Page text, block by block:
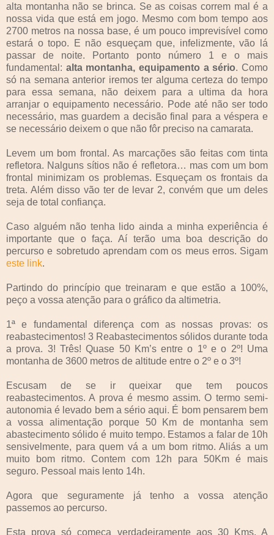
alta montanha não se brinca. Se as coisas correm mal é a
nossa vida que está em jogo. Mesmo com bom tempo aos
2700 metros na nossa base, é um pouco imprevisível como
estará o topo. E não esqueçam que, infelizmente, vão lá
passar de noite. Portanto ponto número 1 e o mais
fundamental: alta montanha, equipamento a sério. Como
só na semana anterior iremos ter alguma certeza do tempo
para essa semana, não deixem para a ultima da hora
arranjar o equipamento necessário. Pode até não ser todo
necessário, mas guardem a decisão final para a véspera e
se necessário deixem o que não fôr preciso na camarata.
Levem um bom frontal. As marcações são feitas com tinta
refletora. Nalguns sítios não é refletora… mas com um bom
frontal minimizam os problemas. Esqueçam os frontais da
treta. Além disso vão ter de levar 2, convém que um deles
seja de total confiança.
Caso alguém não tenha lido ainda a minha experiência é
importante que o faça. Aí terão uma boa descrição do
percurso e sobretudo aprendam com os meus erros. Sigam
este link.
Partindo do princípio que treinaram e que estão a 100%,
peço a vossa atenção para o gráfico da altimetria.
1ª e fundamental diferença com as nossas provas: os
reabastecimentos! 3 Reabastecimentos sólidos durante toda
a prova. 3! Três! Quase 50 Km’s entre o 1º e o 2º! Uma
montanha de 3600 metros de altitude entre o 2º e o 3º!
Escusam de se ir queixar que tem poucos
reabastecimentos. A prova é mesmo assim. O termo semi-
autonomia é levado bem a sério aqui. É bom pensarem bem
a vossa alimentação porque 50 Km de montanha sem
abastecimento sólido é muito tempo. Estamos a falar de 10h
sensivelmente, para quem vá a um bom ritmo. Aliás a um
muito bom ritmo. Contem com 12h para 50Km é mais
seguro. Pessoal mais lento 14h.
Agora que seguramente já tenho a vossa atenção
passemos ao percurso.
Esta prova só começa verdadeiramente aos 30 Kms. A